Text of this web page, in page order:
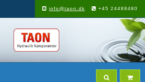
info@taon.dk +45 24488480